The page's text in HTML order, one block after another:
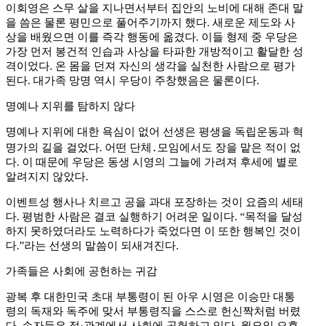
이회영은 스무 살을 지나면서부터 집안의 노비에 대해 존대 말
을 씀은 물론 평민으로 풀어주기까지 했다. 새로운 제도와 사
상을 배웠으면 이를 즉각 행동에 옮겼다. 이들 형제 중 우당은
가장 먼저 봉건적 인습과 사상을 타파한 개방적이고 활달한 성
격이었다. 온 몸을 던져 자신의 생각을 실천한 사람으로 평가
된다. 대가족 망명 역시 우당이 주창했음은 물론이다.
명예나 지위를 탐하지 않다
명예나 지위에 대한 욕심이 없어 선생은 평생을 독립운동과 혁
명가의 길을 걸었다. 어떤 단체․모임에서도 장을 맡은 적이 없
다. 이 때문에 우당은 동생 시영의 그늘에 가려져 후세에 별로
알려지지 않았다.
이벤트성 행사나 치르고 공을 과대 포장하는 것이 요즘의 세태
다. 평범한 사람은 결코 실행하기 어려운 일이다. “목적을 달성
하지 못하였더라도 노력하다가 죽었다면 이 또한 행복인 것이
다.”라는 선생의 말씀이 되새겨진다.
가족들은 사회에 공헌하는 귀감
광복 후 대한민국 초대 부통령이 된 아우 시영은 이승만 대통
령의 독재와 독주에 맞서 부통령직을 스스로 헌신짝처럼 버렸